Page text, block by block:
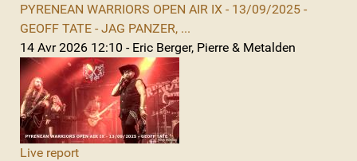
PYRENEAN WARRIORS OPEN AIR IX - 13/09/2025 -
GEOFF TATE - JAG PANZER, ...
14 Avr 2026 12:10 - Eric Berger, Pierre & Metalden
Live report